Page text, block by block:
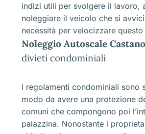
indizi utili per svolgere il lavoro,
noleggiare il veicolo che si
necessità per velocizzare
Noleggio Autoscale
divieti condominiali
I regolamenti condominiali sono
modo da avere una protezione
comuni che compongono poi
palazzina. Nonostante i